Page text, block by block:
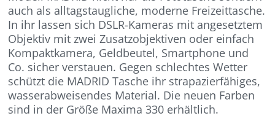
auch als alltagstaugliche, moderne Freizeittasche.
In ihr lassen sich DSLR-Kameras mit angesetztem
Objektiv mit zwei Zusatzobjektiven oder einfach
Kompaktkamera, Geldbeutel, Smartphone und
Co. sicher verstauen. Gegen schlechtes Wetter
schützt die MADRID Tasche ihr strapazierfähiges,
wasserabweisendes Material. Die neuen Farben
sind in der Größe Maxima 330 erhältlich.